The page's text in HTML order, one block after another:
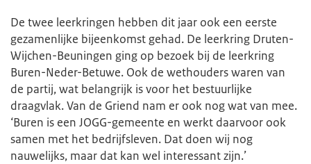
De twee leerkringen hebben dit jaar ook een eerste
gezamenlijke bijeenkomst gehad. De leerkring Druten-
Wijchen-Beuningen ging op bezoek bij de leerkring
Buren-Neder-Betuwe. Ook de wethouders waren van
de partij, wat belangrijk is voor het bestuurlijke
draagvlak. Van de Griend nam er ook nog wat van mee.
‘Buren is een JOGG-gemeente en werkt daarvoor ook
samen met het bedrijfsleven. Dat doen wij nog
nauwelijks, maar dat kan wel interessant zijn.’